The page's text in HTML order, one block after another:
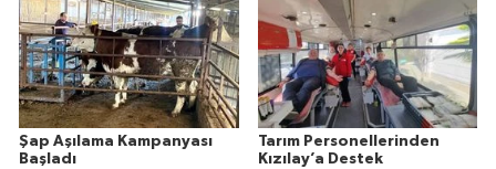
Şap Aşılama Kampanyası
Başladı
Tarım Personellerinden
Kızılay’a Destek